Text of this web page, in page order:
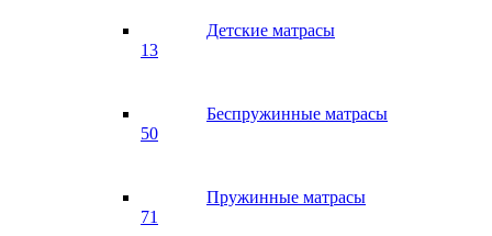
Детские матрасы
13
Беспружинные матрасы
50
Пружинные матрасы
71